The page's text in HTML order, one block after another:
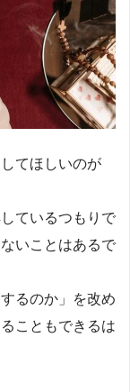
てほしいのが
ているつもりで
いことはあるで
るのか」を改め
こともできるは